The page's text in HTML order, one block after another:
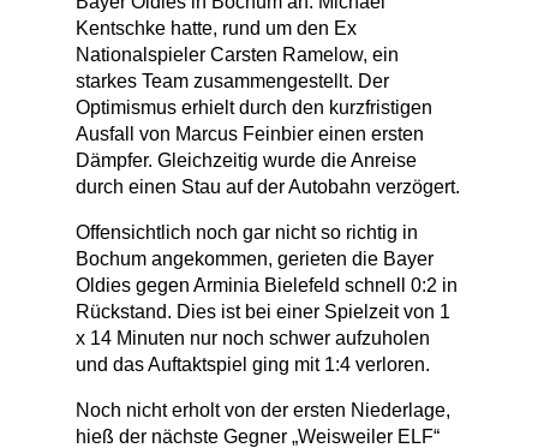
Kentschke hatte, rund um den Ex
Nationalspieler Carsten Ramelow, ein
starkes Team zusammengestellt. Der
Optimismus erhielt durch den kurzfristigen
Ausfall von Marcus Feinbier einen ersten
Dämpfer. Gleichzeitig wurde die Anreise
durch einen Stau auf der Autobahn verzögert.
Offensichtlich noch gar nicht so richtig in
Bochum angekommen, gerieten die Bayer
Oldies gegen Arminia Bielefeld schnell 0:2 in
Rückstand. Dies ist bei einer Spielzeit von 1
x 14 Minuten nur noch schwer aufzuholen
und das Auftaktspiel ging mit 1:4 verloren.
Noch nicht erholt von der ersten Niederlage,
hieß der nächste Gegner „Weisweiler ELF“